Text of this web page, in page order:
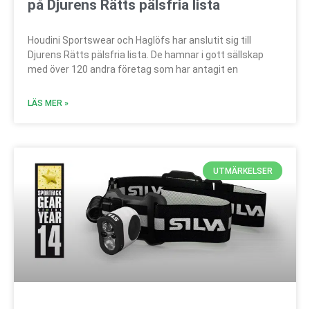
på Djurens Rätts pälsfria lista
Houdini Sportswear och Haglöfs har anslutit sig till
Djurens Rätts pälsfria lista. De hamnar i gott sällskap
med över 120 andra företag som har antagit en
LÄS MER »
UTMÄRKELSER